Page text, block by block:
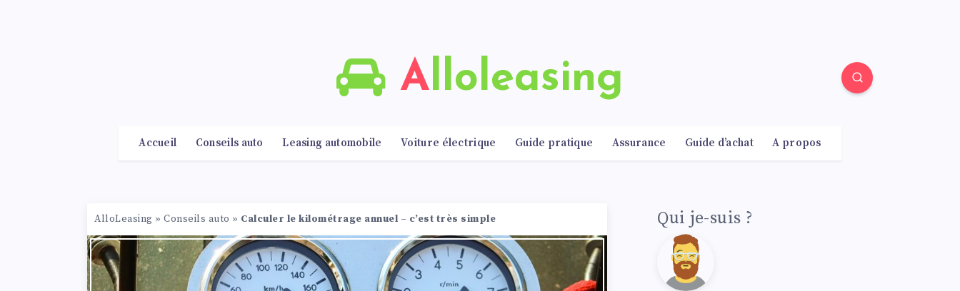
Alloleasing
Accueil Conseils auto Leasing automobile Voiture électrique Guide pratique Assurance Guide d’achat A propos
AlloLeasing » Conseils auto » Calculer le kilométrage annuel – c’est très simple Qui je-suis ?